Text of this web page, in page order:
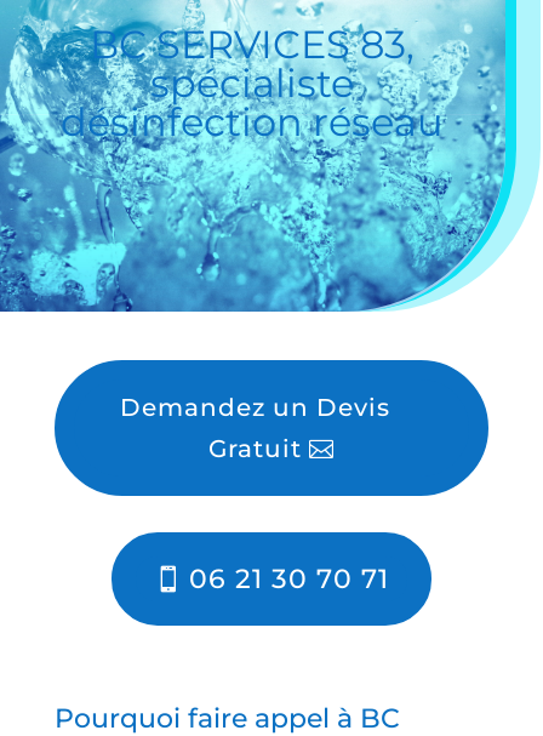
BC SERVICES 83,
spécialiste
désinfection réseau
Demandez un Devis
Gratuit
06 21 30 70 71
Pourquoi faire appel à BC